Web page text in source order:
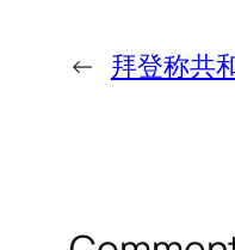
← 拜登称共